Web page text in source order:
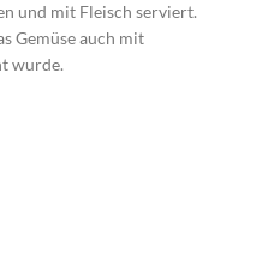
und mit Fleisch serviert.
Gemüse auch mit
wurde.